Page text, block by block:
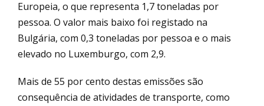
Europeia, o que representa 1,7 toneladas por
pessoa. O valor mais baixo foi registado na
Bulgária, com 0,3 toneladas por pessoa e o mais
elevado no Luxemburgo, com 2,9.
Mais de 55 por cento destas emissões são
consequência de atividades de transporte, como